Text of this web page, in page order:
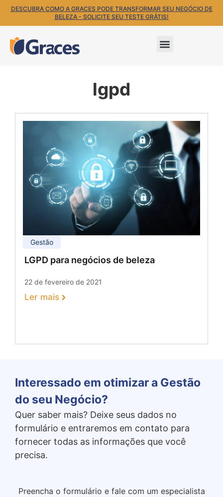
DESCUBRA COMO A GRACES PODE TRANSFORMAR SEU NEGÓCIO DE
BELEZA - SOLICITE SEU TESTE GRÁTIS!
lgpd
Gestão
LGPD para negócios de beleza
22 de fevereiro de 2021
Ler mais
Interessado em otimizar a Gestão
do seu Negócio?
Quer saber mais? Deixe seus dados no
formulário e entraremos em contato para
fornecer todas as informações que você
precisa.
Preencha o formulário e fale com um especialista